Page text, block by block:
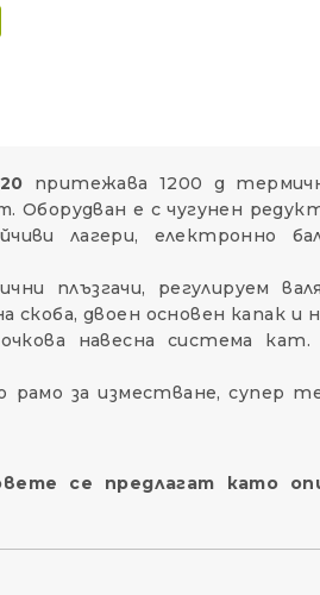
притежава 1200 g
Оборудван е с чугунен
лагери, електронно
плъзгачи, регулируем
двоен основен капак и
навесна система
рамо за изместване, супер
се предлагат като